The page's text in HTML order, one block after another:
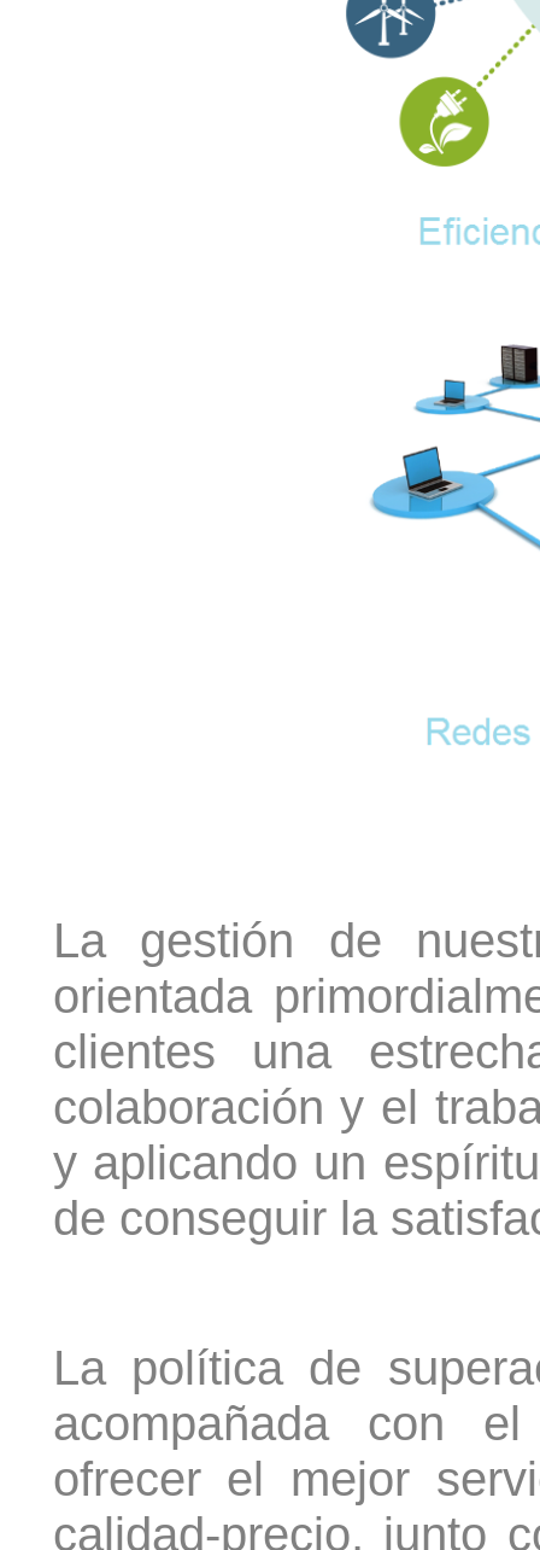
La gestión de
orientada
clientes una
colaboración y el
y aplicando un
de conseguir la
La política de
acompañada con
ofrecer el mejor
calidad-precio, junto